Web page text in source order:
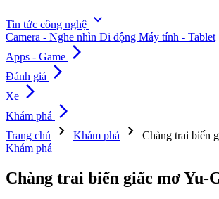
Tin tức công nghệ expand_more
Camera - Nghe nhìn Di động Máy tính - Tablet
Apps - Game arrow_forward_ios
Đánh giá arrow_forward_ios
Xe arrow_forward_ios
Khám phá arrow_forward_ios
Trang chủ chevron_right Khám phá chevron_right
Chàng trai biến
Khám phá
Chàng trai biến giấc mơ